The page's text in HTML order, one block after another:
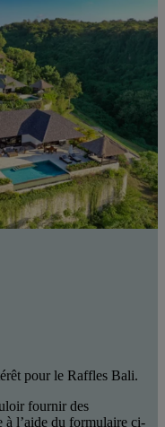
pour le Raffles Bali.
fournir des
à l’aide du formulaire ci-